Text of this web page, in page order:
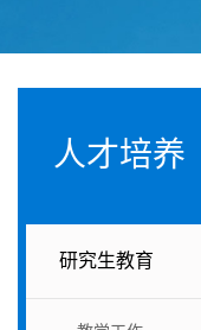
人才培养
研究生教育